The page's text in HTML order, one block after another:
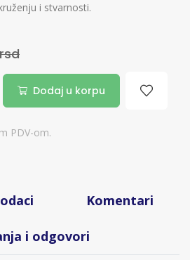
i stvarnosti.
Dodaj u korpu
PDV-om.
Komentari
i odgovori